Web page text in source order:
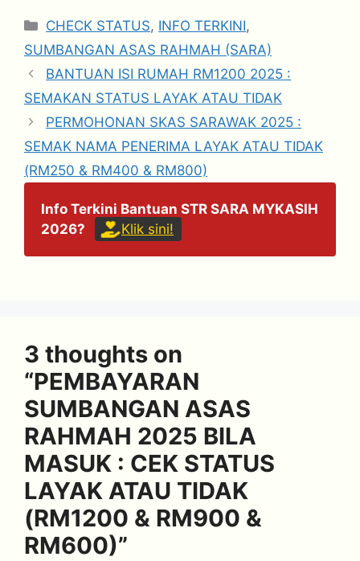
Categories
CHECK STATUS, INFO TERKINI,
SUMBANGAN ASAS RAHMAH (SARA)
BANTUAN ISI RUMAH RM1200 2025 :
SEMAKAN STATUS LAYAK ATAU TIDAK
PERMOHONAN SKAS SARAWAK 2025 :
SEMAK NAMA PENERIMA LAYAK ATAU TIDAK
(RM250 & RM400 & RM800)
Info Terkini Bantuan STR SARA MYKASIH
2026?
Klik sini!
3 thoughts on
“PEMBAYARAN
SUMBANGAN ASAS
RAHMAH 2025 BILA
MASUK : CEK STATUS
LAYAK ATAU TIDAK
(RM1200 & RM900 &
RM600)”